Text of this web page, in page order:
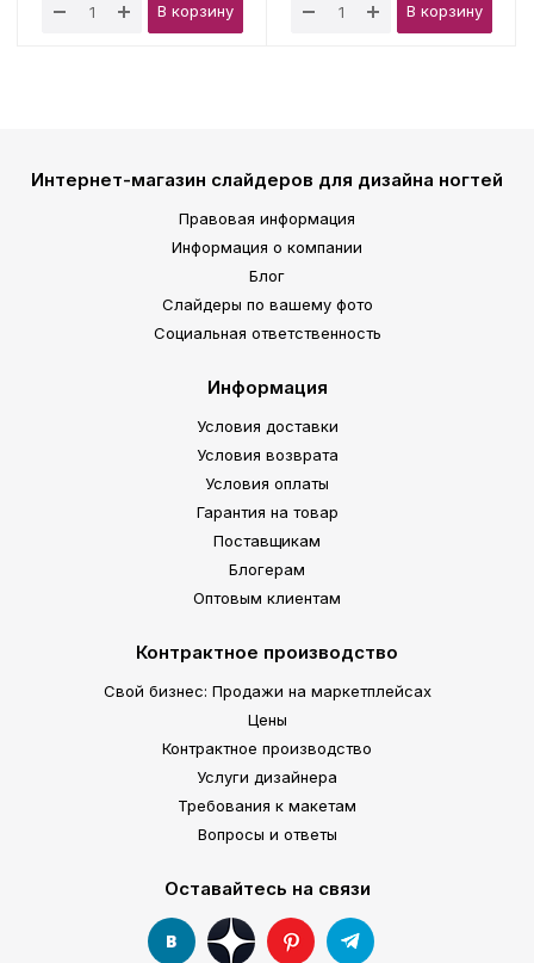
В корзину В корзину
Интернет-магазин слайдеров для дизайна ногтей
Правовая информация
Информация о компании
Блог
Слайдеры по вашему фото
Социальная ответственность
Информация
Условия доставки
Условия возврата
Условия оплаты
Гарантия на товар
Поставщикам
Блогерам
Оптовым клиентам
Контрактное производство
Свой бизнес: Продажи на маркетплейсах
Цены
Контрактное производство
Услуги дизайнера
Требования к макетам
Вопросы и ответы
Оставайтесь на связи